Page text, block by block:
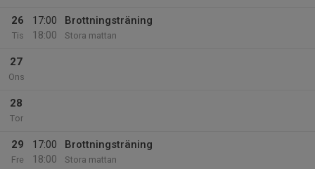
26
Tis
17:00
18:00
Brottningsträning
Stora mattan
27
Ons
28
Tor
29
Fre
17:00
18:00
Brottningsträning
Stora mattan